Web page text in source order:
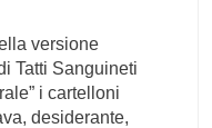
versione
Tatti Sanguineti
i cartelloni
desiderante,